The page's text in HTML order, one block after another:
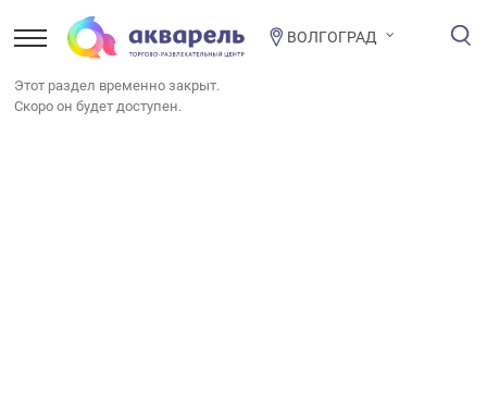
ВОЛГОГРАД
Этот раздел временно закрыт.
Скоро он будет доступен.